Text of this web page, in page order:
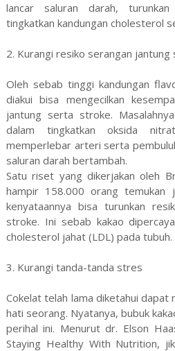
lancar saluran darah,
tingkatkan kandungan cholesterol
2. Kurangi resiko serangan
Oleh sebab tinggi kandungan
diakui bisa mengecilkan
jantung serta stroke.
dalam tingkatkan oksida
memperlebar arteri serta
saluran darah bertambah.
Satu riset yang dikerjakan oleh
hampir 158.000 orang temukan
kenyataannya bisa turunkan
stroke. Ini sebab kakao
cholesterol jahat (LDL) pada tubuh.
3. Kurangi tanda-tanda stres
Cokelat telah lama diketahui dapat
hati seorang. Nyatanya, bubuk
perihal ini. Menurut dr. Elson
Staying Healthy With Nutrition,